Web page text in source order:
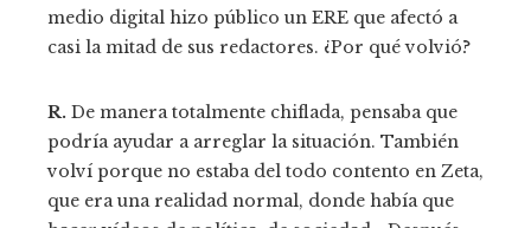
medio digital hizo público un ERE que afectó a
casi la mitad de sus redactores. ¿Por qué volvió?
R. De manera totalmente chiflada, pensaba que
podría ayudar a arreglar la situación. También
volví porque no estaba del todo contento en Zeta,
que era una realidad normal, donde había que